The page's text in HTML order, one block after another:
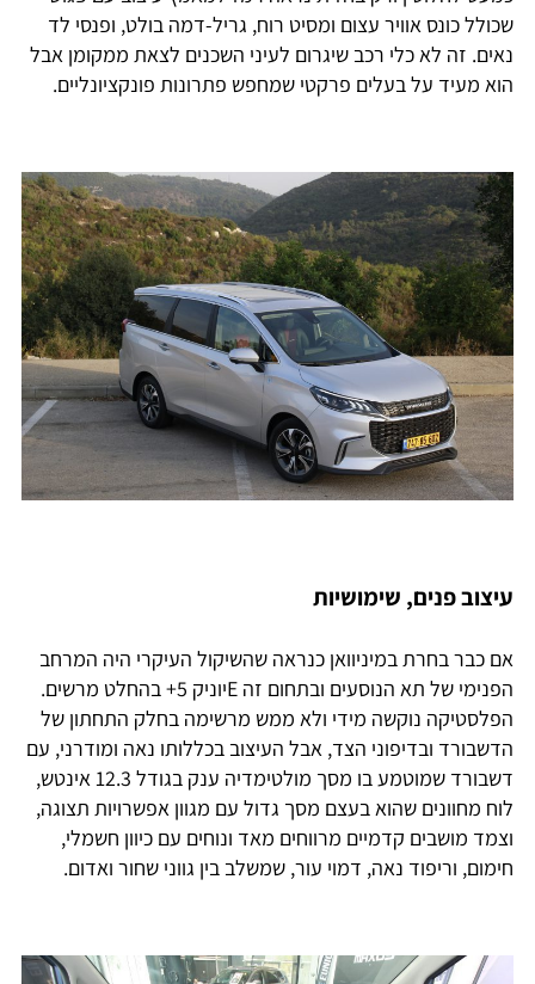
שכולל כונס אוויר עצום ומסיט רוח, גריל-דמה בולט, ופנסי לד
נאים. זה לא כלי רכב שיגרום לעיני השכנים לצאת ממקומן אבל
הוא מעיד על בעלים פרקטי שמחפש פתרונות פונקציונליים.
עיצוב פנים, שימושיות
אם כבר בחרת במיניוואן כנראה שהשיקול העיקרי היה המרחב
הפנימי של תא הנוסעים ובתחום זה Eיוניק 5+ בהחלט מרשים.
הפלסטיקה נוקשה מידי ולא ממש מרשימה בחלק התחתון של
הדשבורד ובדיפוני הצד, אבל העיצוב בכללותו נאה ומודרני, עם
דשבורד שמוטמע בו מסך מולטימדיה ענק בגודל 12.3 אינטש,
לוח מחוונים שהוא בעצם מסך גדול עם מגוון אפשרויות תצוגה,
וצמד מושבים קדמיים מרווחים מאד ונוחים עם כיוון חשמלי,
חימום, וריפוד נאה, דמוי עור, שמשלב בין גווני שחור ואדום.